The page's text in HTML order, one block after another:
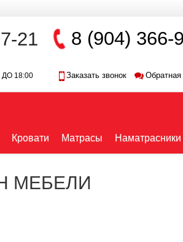
21
ДО 18:00
8 (904) 366-
Заказать звонок Обратная
Кровати Матрасы Наматрасники
МЕБЕЛИ